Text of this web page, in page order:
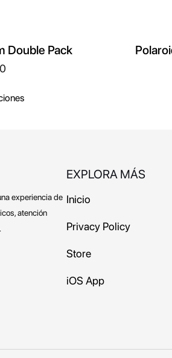
Double Pack
experiencia de
atención
EXPLORA MÁS
Inicio
Privacy Policy
Store
iOS App